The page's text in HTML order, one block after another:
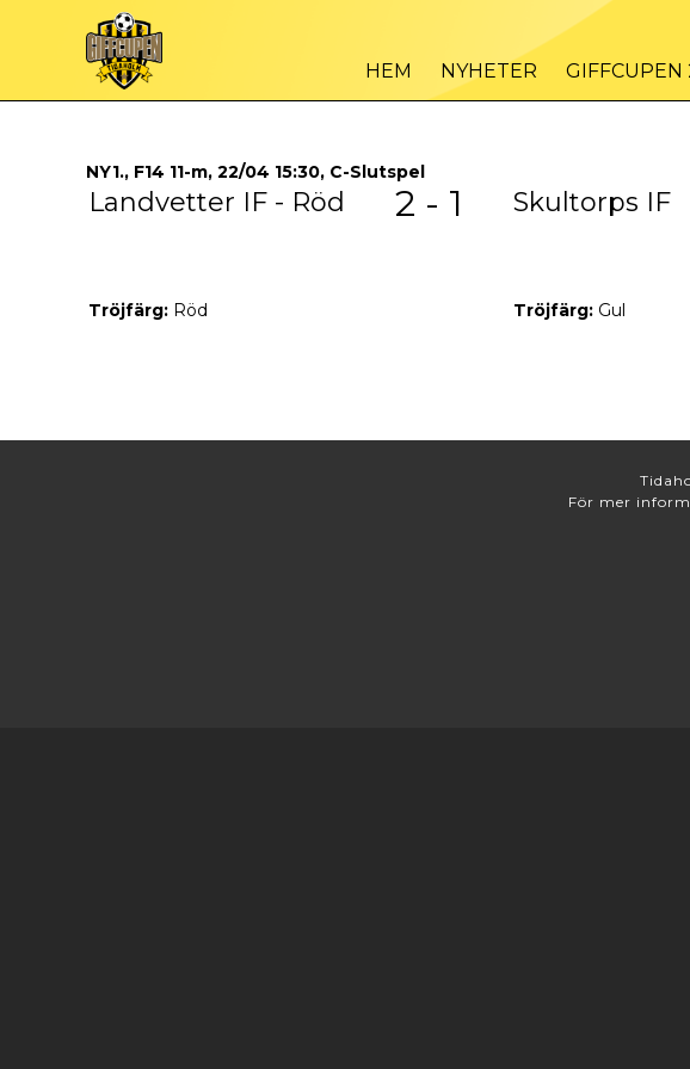
HEM NYHETER GIFFCUPEN
NY1., F14 11-m, 22/04 15:30, C-Slutspel
Landvetter IF - Röd 2 - 1 Skultorps IF
Tröjfärg: Röd Tröjfärg: Gul
För mer